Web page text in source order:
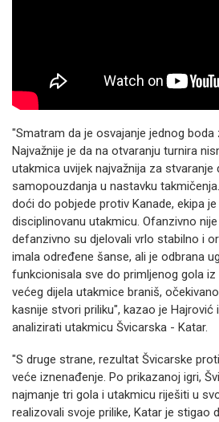
"Smatram da je osvajanje jednog boda
Najvažnije je da na otvaranju turnira
utakmica uvijek najvažnija za stvaranje
samopouzdanja u nastavku
doći do pobjede protiv Kanade, ekipa
disciplinovanu utakmicu. Ofanzivno
defanzivno su djelovali vrlo stabilno i
imala određene šanse, ali je odbrana
funkcionisala sve do primljenog gola
većeg dijela utakmice braniš,
kasnije stvori priliku", kazao je Hajrović
analizirati utakmicu Švicarska - Katar.
"S druge strane, rezultat Švicarske
veće iznenađenje. Po prikazanoj igri,
najmanje tri gola i utakmicu riješiti u
realizovali svoje prilike, Katar je stigao